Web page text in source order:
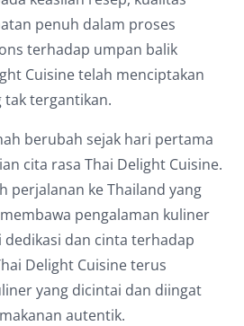
penuh dalam proses
terhadap umpan balik
Cuisine telah menciptakan
tak tergantikan.
berubah sejak hari pertama
cita rasa Thai Delight Cuisine.
perjalanan ke Thailand yang
pengalaman kuliner
dan cinta terhadap
Delight Cuisine terus
yang dicintai dan diingat
autentik.